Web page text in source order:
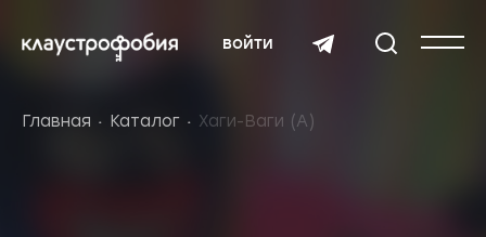
войти
Главная Каталог Хаги-Ваги (А)